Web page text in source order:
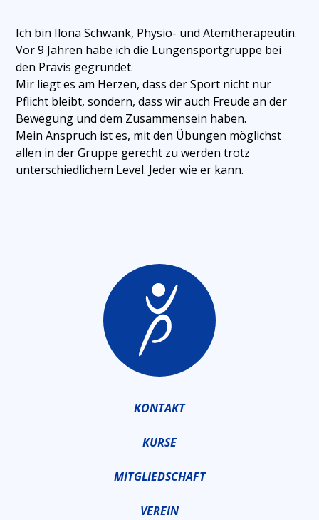
Ich bin Ilona Schwank, Physio- und Atemtherapeutin.
Vor 9 Jahren habe ich die Lungensportgruppe bei
den Prävis gegründet.
Mir liegt es am Herzen, dass der Sport nicht nur
Pflicht bleibt, sondern, dass wir auch Freude an der
Bewegung und dem Zusammensein haben.
Mein Anspruch ist es, mit den Übungen möglichst
allen in der Gruppe gerecht zu werden trotz
unterschiedlichem Level. Jeder wie er kann.
KONTAKT
KURSE
MITGLIEDSCHAFT
VEREIN